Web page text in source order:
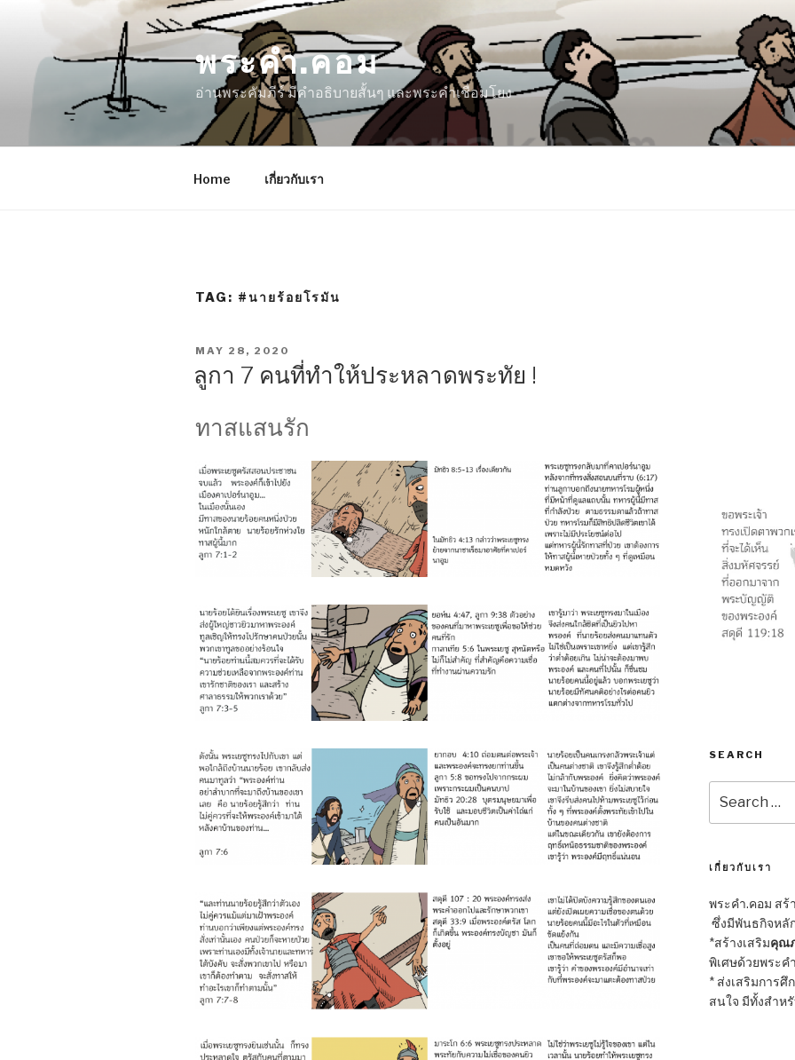
content
พระคำ.คอม
อ่านพระคัมภีร์ มีคำอธิบายสั้นๆ และพระคำเชื่อมโยง
Home เกี่ยวกับเรา
TAG: #นายร้อยโรมัน
POSTED
MAY 28, 2020
ลูกา 7 คนที่ทำให้ประหลาดพระทัย !
ทาสแสนรัก
SEARCH
for:
เกี่ยวกับเรา
พระคำ.คอม ส
ซึ่งมีพันธกิจหลั
*สร้างเสริมคุณ
พิเศษด้วยพระค
* ส่งเสริมการศึ
สนใจ มีทั้งสำห